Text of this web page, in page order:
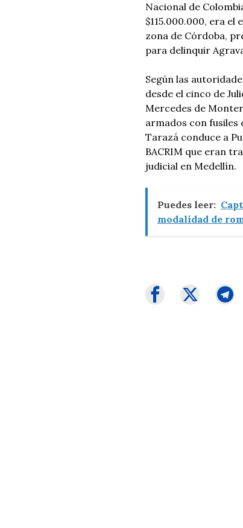
Nacional de
$115.000.000, era
zona de Córdoba,
para delinquir
Según las
desde el cinco de
Mercedes de
armados con fusiles
Tarazá conduce a
BACRIM que eran
judicial en Medellín.
Puedes leer:
modalidad de